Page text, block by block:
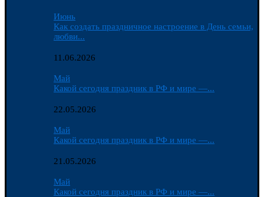
Июнь
Как создать праздничное настроение в День семьи,
любви...
11.06.2026
Май
Какой сегодня праздник в РФ и мире —...
22.05.2026
Май
Какой сегодня праздник в РФ и мире —...
21.05.2026
Май
Какой сегодня праздник в РФ и мире —...